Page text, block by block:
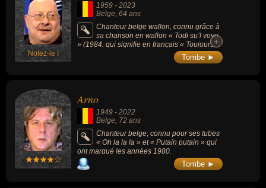
Notez-le !
1959 - 2023
Belge , 64 ans
Chanteur belge wallon, connu grâce à
sa chanson en wallon « Todi su’l voye
» (1984, qui signifie en français « Toujours+
+
Tombe ►
Arno
1949 - 2022
Belge, 72 ans
Chanteur belge, connu pour ses tubes
« Oh la la la » et « Putain putain » qui
ont marqué les années 1980.
Tombe ►